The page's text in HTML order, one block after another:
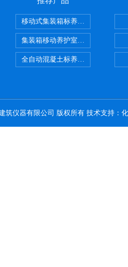
移动式集装箱标养室 养护室设备
集装箱移动养护室 标养室
全自动混凝土标养室恒温恒湿设备
筑仪器有限公司 版权所有 技术支持：